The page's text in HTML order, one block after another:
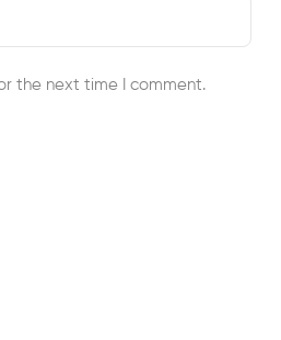
the next time I comment.